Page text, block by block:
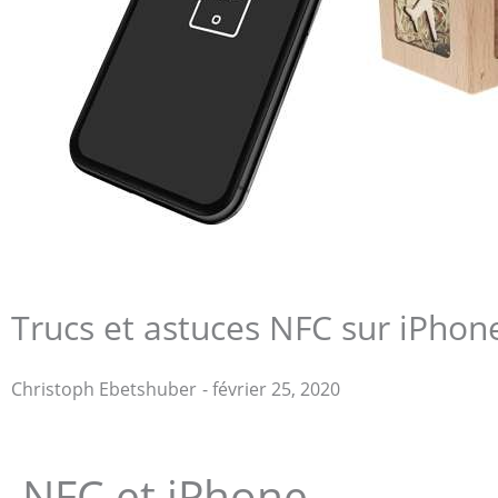
Trucs et astuces NFC sur
Christoph Ebetshuber -février 25, 2020